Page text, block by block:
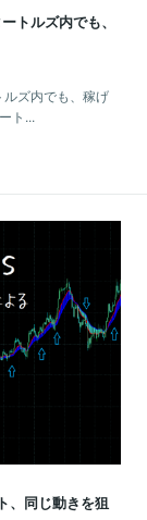
トルズ内でも、
ルズ内でも、稼げ
ト...
、同じ動きを狙